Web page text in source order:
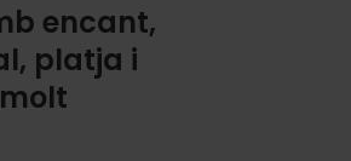
encant,
platja i